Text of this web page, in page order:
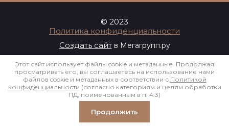
© 2023
Политика конфиденциальности
Создать сайтв Мегагрупп.ру
Этот сайт использует файлы cookie и метаданные. Продолжая
просматривать его, вы соглашаетесь на использование нами
файлов cookie и метаданных в соответствии с Политикой
конфиденциальности (согласно категориям и целям обработки
ПД, поименованным в п. 4.3)
Продолжить